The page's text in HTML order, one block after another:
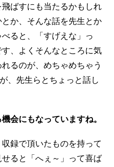
ばすにも当たるかもしれ
か、そんな話を先生とか
ると、「すげえな」っ
、よくそんなところに気
るのが、めちゃめちゃう
、先生らとちょっと話し
会にもなっていますね。
録で頂いたものを持って
ると「へぇ～」って喜ば